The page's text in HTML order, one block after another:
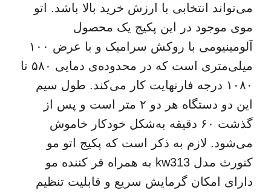
می‌تواند انتخابی با ارزش خرید بالا باشد. اتو
موی موجود در این پکیج یک محصول
آلومینیومی با روکش سرامیک و با عرض ۱۰۰
میلی‌متری است که در محدوده‌ی دمایی ۵۸۰ تا
۱۰۸۰ درجه فارنهایت کار می‌کند. طول سیم
این دو دستگاه هر دو ۲ متر است و پس از
گذشت ۶۰ دقیقه به‌شکل خودکار خاموش
می‌شود. لازم به ذکر است که پکیج اتو مو
کنورث مدل kw313 به همراه فر کننده مو
دارای امکان گرمایش سریع و قابلیت تنظیم